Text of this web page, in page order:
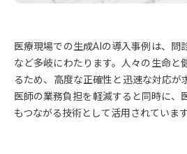
医療現場での生成AIの導入事例は、問
など多岐にわたります。人々の生命と
るため、高度な正確性と迅速な対応が
医師の業務負担を軽減すると同時に、
もつながる技術として活用されています